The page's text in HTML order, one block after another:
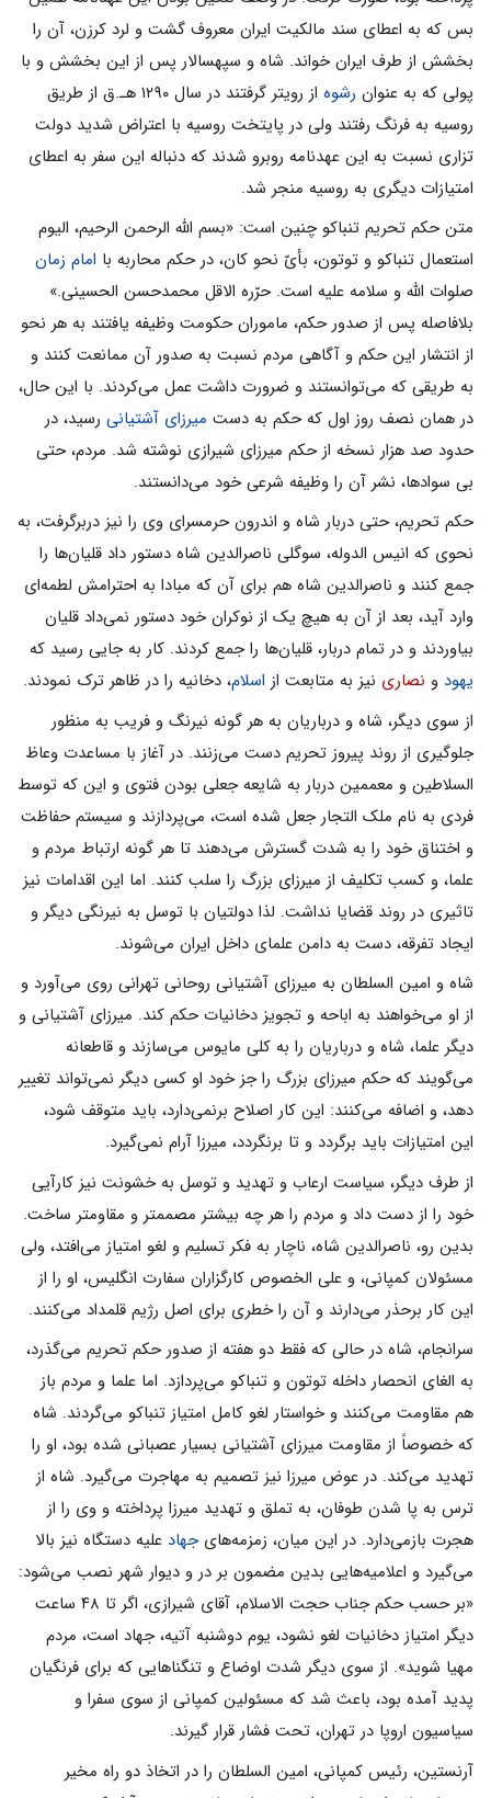
بس که به اعطای سند مالکیت ایران معروف گشت و لرد کرزن، آن را
بخشش از طرف ایران خواند. شاه و سپهسالار پس از این بخشش و با
پولی که به عنوان رشوه
از رویتر گرفتند در سال ۱۲۹۰ هـ.ق از طریق
روسیه به فرنگ رفتند ولی در پایتخت روسیه با اعتراض شدید دولت
تزاری نسبت به این عهدنامه روبرو شدند که دنباله این سفر به اعطای
امتیازات دیگری به روسیه منجر شد.
متن حکم تحریم تنباکو چنین است: «بسم الله الرحمن الرحیم، الیوم
استعمال تنباکو و توتون، بأیّ نحو کان، در حکم محاربه با امام زمان
صلوات الله و سلامه علیه است. حرّره الاقل محمدحسن الحسینی.»
بلافاصله پس از صدور حکم، ماموران حکومت وظیفه یافتند به هر نحو
از انتشار این حکم و آگاهی مردم نسبت به صدور آن ممانعت کنند و
به طریقی که می‌توانستند و ضرورت داشت عمل می‌کردند. با این حال،
در همان نصف روز اول که حکم به دست میرزای آشتیانی رسید، در
حدود صد هزار نسخه از حکم میرزای شیرازی نوشته شد. مردم، حتی
بی سوادها، نشر آن را وظیفه شرعی خود می‌دانستند.
حکم تحریم، حتی دربار شاه و اندرون حرمسرای وی را نیز دربرگرفت، به
نحوی که انیس الدوله، سوگلی ناصرالدین شاه دستور داد قلیان‌ها را
جمع کنند و ناصرالدین شاه هم برای آن که مبادا به احترامش لطمه‌ای
وارد آید، بعد از آن به هیچ یک از نوکران خود دستور نمی‌داد قلیان
بیاوردند و در تمام دربار، قلیان‌ها را جمع کردند. کار به جایی رسید که
یهود و نصاری نیز به متابعت از اسلام، دخانیه را در ظاهر ترک نمودند.
از سوی دیگر، شاه و درباریان به هر گونه نیرنگ و فریب به منظور
جلوگیری از روند پیروز تحریم دست می‌زنند. در آغاز با مساعدت وعاظ
السلاطین و معممین دربار به شایعه جعلی بودن فتوی و این که توسط
فردی به نام ملک التجار جعل شده است، می‌پردازند و سیستم حفاظت
و اختناق خود را به شدت گسترش می‌دهند تا هر گونه ارتباط مردم و
علما، و کسب تکلیف از میرزای بزرگ را سلب کنند. اما این اقدامات نیز
تاثیری در روند قضایا نداشت. لذا دولتیان با توسل به نیرنگی دیگر و
ایجاد تفرقه، دست به دامن علمای داخل ایران می‌شوند.
شاه و امین السلطان به میرزای آشتیانی روحانی تهرانی روی می‌آورد و
از او می‌خواهند به اباحه و تجویز دخانیات حکم کند. میرزای آشتیانی و
دیگر علما، شاه و درباریان را به کلی مایوس می‌سازند و قاطعانه
می‌گویند که حکم میرزای بزرگ را جز خود او کسی دیگر نمی‌تواند تغییر
دهد، و اضافه می‌کنند: این کار اصلاح برنمی‌دارد، باید متوقف شود،
این امتیازات باید برگردد و تا برنگردد، میرزا آرام نمی‌گیرد.
از طرف دیگر، سیاست ارعاب و تهدید و توسل به خشونت نیز کارآیی
خود را از دست داد و مردم را هر چه بیشتر مصممتر و مقاومتر ساخت.
بدین رو، ناصرالدین شاه، ناچار به فکر تسلیم و لغو امتیاز می‌افتد، ولی
مسئولان کمپانی، و علی الخصوص کارگزاران سفارت انگلیس، او را از
این کار برحذر می‌دارند و آن را خطری برای اصل رژیم قلمداد می‌کنند.
سرانجام، شاه در حالی که فقط دو هفته از صدور حکم تحریم می‌گذرد،
به الغای انحصار داخله توتون و تنباکو می‌پردازد. اما علما و مردم باز
هم مقاومت می‌کنند و خواستار لغو کامل امتیاز تنباکو می‌گردند. شاه
که خصوصاً از مقاومت میرزای آشتیانی بسیار عصبانی شده بود، او را
تهدید می‌کند. در عوض میرزا نیز تصمیم به مهاجرت می‌گیرد. شاه از
ترس به پا شدن طوفان، به تملق و تهدید میرزا پرداخته و وی را از
هجرت بازمی‌دارد. در این میان، زمزمه‌هایجهاد علیه دستگاه نیز بالا
می‌گیرد و اعلامیه‌هایی بدین مضمون بر در و دیوار شهر نصب می‌شود:
«بر حسب حکم جناب حجت الاسلام، آقای شیرازی، اگر تا ۴۸ ساعت
دیگر امتیاز دخانیات لغو نشود، یوم دوشنبه آتیه، جهاد است، مردم
مهیا شوید». از سوی دیگر شدت اوضاع و تنگناهایی که برای فرنگیان
پدید آمده بود، باعث شد که مسئولین کمپانی از سوی سفرا و
سیاسیون اروپا در تهران، تحت فشار قرار گیرند.
آرنستین، رئیس کمپانی، امین السلطان را در اتخاذ دو راه مخیر